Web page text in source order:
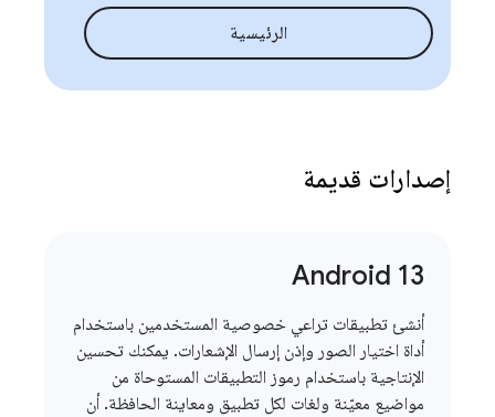
الرئيسية
إصدارات قديمة
Android 13
أنشئ تطبيقات تراعي خصوصية المستخدمين باستخدام
أداة اختيار الصور وإذن إرسال الإشعارات. يمكنك تحسين
الإنتاجية باستخدام رموز التطبيقات المستوحاة من
مواضيع معيّنة ولغات لكل تطبيق ومعاينة الحافظة. أن